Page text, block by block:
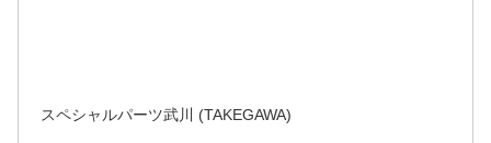
スペシャルパーツ武川 (TAKEGAWA)